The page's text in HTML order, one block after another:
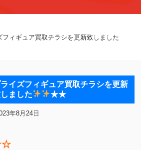
ィギュア買取チラシを更新致しました
ズフィギュア買取チラシを更新
ました
★★
年8月24日